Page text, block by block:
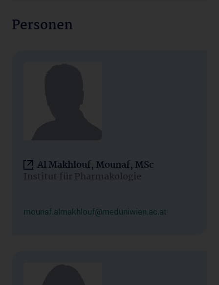
Personen
Al Makhlouf, Mounaf, MSc
Institut für Pharmakologie
mounaf.almakhlouf@meduniwien.ac.at